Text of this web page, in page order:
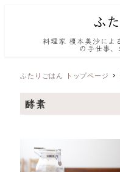
料理家 榎本美沙によ
の手仕事
ふたりごはん トップページ
酵素